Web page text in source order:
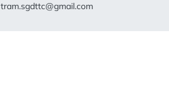
tram.sgdttc@gmail.com